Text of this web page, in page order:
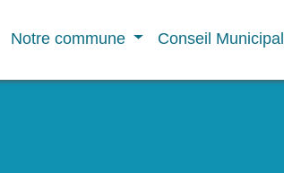
Notre commune Conseil Municipal